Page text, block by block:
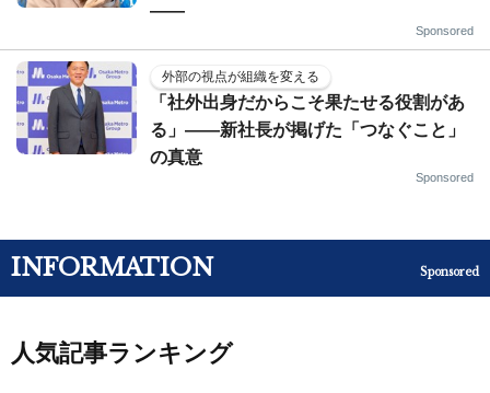
——
Sponsored
外部の視点が組織を変える
「社外出身だからこそ果たせる役割があ
る」――新社長が掲げた「つなぐこと」
の真意
Sponsored
INFORMATION Sponsored
人気記事ランキング